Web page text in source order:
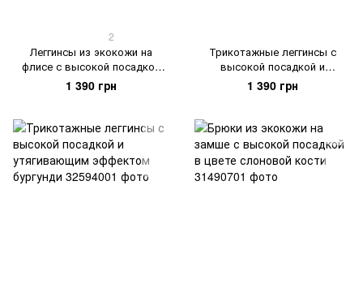
2
Леггинсы из экокожи на
флисе с высокой посадкой
темно-оливковые
1 390 грн
Трикотажные леггинсы с
высокой посадкой и
утягивающим эффектом
черные
1 390 грн